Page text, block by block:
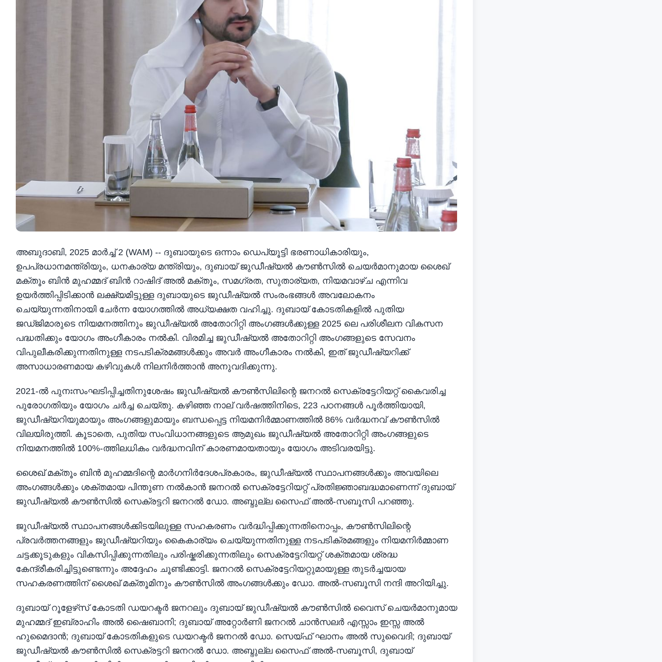
അബുദാബി, 2025 മാർച്ച് 2 (WAM) -- ദുബായുടെ ഒന്നാം ഡെപ്യൂട്ടി ഭരണാധികാരിയും,
ഉപപ്രധാനമന്ത്രിയും, ധനകാര്യ മന്ത്രിയും, ദുബായ് ജുഡീഷ്യൽ കൗൺസിൽ ചെയർമാനുമായ ശൈഖ്
മക്തൂം ബിൻ മുഹമ്മദ് ബിൻ റാഷിദ് അൽ മക്തൂം, സമഗ്രത, സുതാര്യത, നിയമവാഴ്ച എന്നിവ
ഉയർത്തിപ്പിടിക്കാൻ ലക്ഷ്യമിട്ടുള്ള ദുബായുടെ ജുഡീഷ്യൽ സംരംഭങ്ങൾ അവലോകനം
ചെയ്യുന്നതിനായി ചേർന്ന യോഗത്തിൽ അധ്യക്ഷത വഹിച്ചു. ദുബായ് കോടതികളിൽ പുതിയ
ജഡ്ജിമാരുടെ നിയമനത്തിനും ജുഡീഷ്യൽ അതോറിറ്റി അംഗങ്ങൾക്കുള്ള 2025 ലെ പരിശീലന വികസന
പദ്ധതിക്കും യോഗം അംഗീകാരം നൽകി. വിരമിച്ച ജുഡീഷ്യൽ അതോറിറ്റി അംഗങ്ങളുടെ സേവനം
വിപുലീകരിക്കുന്നതിനുള്ള നടപടിക്രമങ്ങൾക്കും അവർ അംഗീകാരം നൽകി, ഇത് ജുഡീഷ്യറിക്ക്
അസാധാരണമായ കഴിവുകൾ നിലനിർത്താൻ അനുവദിക്കുന്നു.
2021-ൽ പുനഃസംഘടിപ്പിച്ചതിനുശേഷം ജുഡീഷ്യൽ കൗൺസിലിന്റെ ജനറൽ സെക്രട്ടേറിയറ്റ് കൈവരിച്ച
പുരോഗതിയും യോഗം ചർച്ച ചെയ്തു. കഴിഞ്ഞ നാല് വർഷത്തിനിടെ, 223 പഠനങ്ങൾ പൂർത്തിയായി,
ജുഡീഷ്യറിയുമായും അംഗങ്ങളുമായും ബന്ധപ്പെട്ട നിയമനിർമ്മാണത്തിൽ 86% വർദ്ധനവ് കൗൺസിൽ
വിലയിരുത്തി. കൂടാതെ, പുതിയ സംവിധാനങ്ങളുടെ ആമുഖം ജുഡീഷ്യൽ അതോറിറ്റി അംഗങ്ങളുടെ
നിയമനത്തിൽ 100%-ത്തിലധികം വർദ്ധനവിന് കാരണമായതായും യോഗം അടിവരയിട്ടു.
ശൈഖ് മക്തൂം ബിൻ മുഹമ്മദിന്റെ മാർഗനിർദേശപ്രകാരം, ജുഡീഷ്യൽ സ്ഥാപനങ്ങൾക്കും അവയിലെ
അംഗങ്ങൾക്കും ശക്തമായ പിന്തുണ നൽകാൻ ജനറൽ സെക്രട്ടേറിയറ്റ് പ്രതിജ്ഞാബദ്ധമാണെന്ന് ദുബായ്
ജുഡീഷ്യൽ കൗൺസിൽ സെക്രട്ടറി ജനറൽ ഡോ. അബ്ദുല്ല സൈഫ് അൽ-സബൂസി പറഞ്ഞു.
ജുഡീഷ്യൽ സ്ഥാപനങ്ങൾക്കിടയിലുള്ള സഹകരണം വർദ്ധിപ്പിക്കുന്നതിനൊപ്പം, കൗൺസിലിന്റെ
പ്രവർത്തനങ്ങളും ജുഡീഷ്യറിയും കൈകാര്യം ചെയ്യുന്നതിനുള്ള നടപടിക്രമങ്ങളും നിയമനിർമ്മാണ
ചട്ടക്കൂടുകളും വികസിപ്പിക്കുന്നതിലും പരിഷ്കരിക്കുന്നതിലും സെക്രട്ടേറിയറ്റ് ശക്തമായ ശ്രദ്ധ
കേന്ദ്രീകരിച്ചിട്ടുണ്ടെന്നും അദ്ദേഹം ചൂണ്ടിക്കാട്ടി. ജനറൽ സെക്രട്ടേറിയറ്റുമായുള്ള തുടർച്ചയായ
സഹകരണത്തിന് ശൈഖ് മക്തൂമിനും കൗൺസിൽ അംഗങ്ങൾക്കും ഡോ. ​​അൽ-സബൂസി നന്ദി അറിയിച്ചു.
ദുബായ് റൂളേഴ്‌സ് കോടതി ഡയറക്ടർ ജനറലും ദുബായ് ജുഡീഷ്യൽ കൗൺസിൽ വൈസ് ചെയർമാനുമായ
മുഹമ്മദ് ഇബ്രാഹിം അൽ ഷൈബാനി; ദുബായ് അറ്റോർണി ജനറൽ ചാൻസലർ എസ്സാം ഇസ്സ അൽ
ഹുമൈദാൻ; ദുബായ് കോടതികളുടെ ഡയറക്ടർ ജനറൽ ഡോ. സെയ്ഫ് ഘാനം അൽ സുവൈദി; ദുബായ്
ജുഡീഷ്യൽ കൗൺസിൽ സെക്രട്ടറി ജനറൽ ഡോ. അബ്ദുല്ല സൈഫ് അൽ-സബൂസി, ദുബായ്